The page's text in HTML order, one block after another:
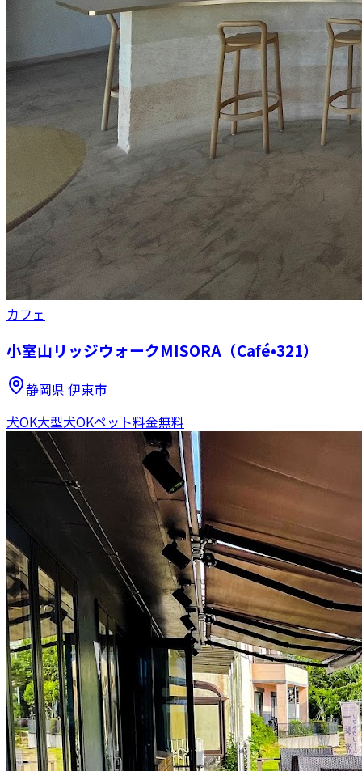
カフェ
小室山リッジウォークMISORA（Café•321）
静岡県 伊東市
犬OK大型犬OKペット料金無料